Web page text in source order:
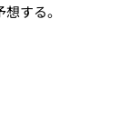
する。